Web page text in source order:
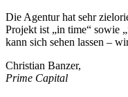
Die Agentur hat sehr
Projekt ist „in time“ sowie
kann sich sehen lassen –
Christian Banzer,
Prime Capital